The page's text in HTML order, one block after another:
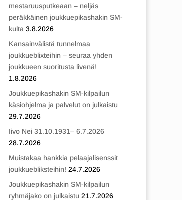
mestaruusputkeaan – neljäs
peräkkäinen joukkuepikashakin SM-
kulta 3.8.2026
Kansainvälistä tunnelmaa
joukkueblixteihin – seuraa yhden
joukkueen suoritusta livenä!
1.8.2026
Joukkuepikashakin SM-kilpailun
käsiohjelma ja palvelut on julkaistu
29.7.2026
Iivo Nei 31.10.1931– 6.7.2026
28.7.2026
Muistakaa hankkia pelaajalisenssit
joukkuebliksteihin! 24.7.2026
Joukkuepikashakin SM-kilpailun
ryhmäjako on julkaistu 21.7.2026